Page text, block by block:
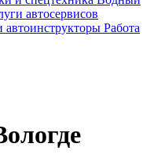
автосервисов
Работа